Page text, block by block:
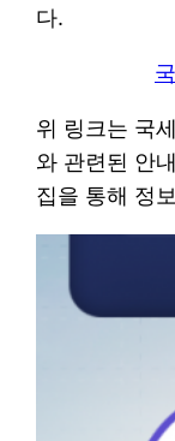
다.
위 링크는 국
와 관련된 안
집을 통해 정